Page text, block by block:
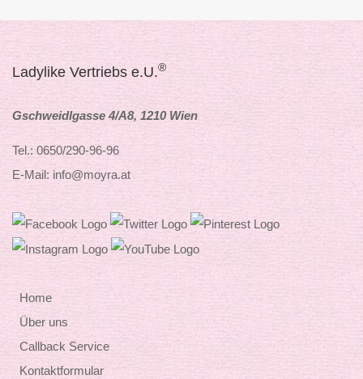
Ladylike Vertriebs e.U.®
Gschweidlgasse 4/A8, 1210 Wien
Tel.: 0650/290-96-96
E-Mail: info@moyra.at
Home
Über uns
Callback Service
Kontaktformular